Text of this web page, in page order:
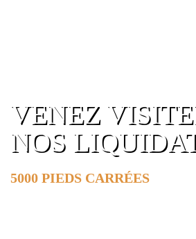
VENEZ
NOS
5000 PIEDS CARRÉES